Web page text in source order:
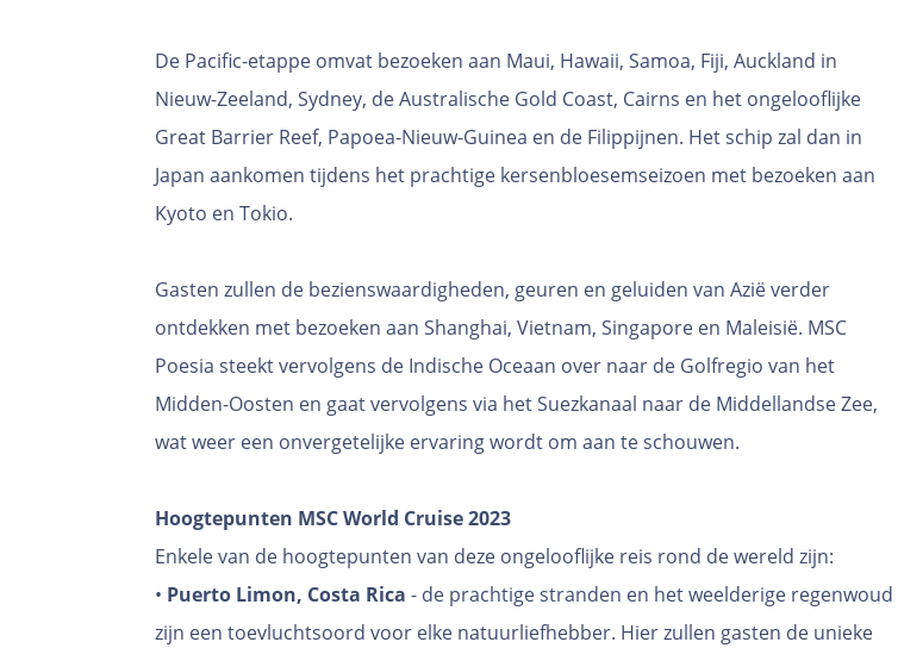
De Pacific-etappe omvat bezoeken aan Maui, Hawaii, Samoa, Fiji, Auckland in
Nieuw-Zeeland, Sydney, de Australische Gold Coast, Cairns en het ongelooflijke
Great Barrier Reef, Papoea-Nieuw-Guinea en de Filippijnen. Het schip zal dan in
Japan aankomen tijdens het prachtige kersenbloesemseizoen met bezoeken aan
Kyoto en Tokio.
Gasten zullen de bezienswaardigheden, geuren en geluiden van Azië verder
ontdekken met bezoeken aan Shanghai, Vietnam, Singapore en Maleisië. MSC
Poesia steekt vervolgens de Indische Oceaan over naar de Golfregio van het
Midden-Oosten en gaat vervolgens via het Suezkanaal naar de Middellandse Zee,
wat weer een onvergetelijke ervaring wordt om aan te schouwen.
Hoogtepunten MSC World Cruise 2023
Enkele van de hoogtepunten van deze ongelooflijke reis rond de wereld zijn:
• Puerto Limon, Costa Rica - de prachtige stranden en het weelderige regenwoud
zijn een toevluchtsoord voor elke natuurliefhebber. Hier zullen gasten de unieke